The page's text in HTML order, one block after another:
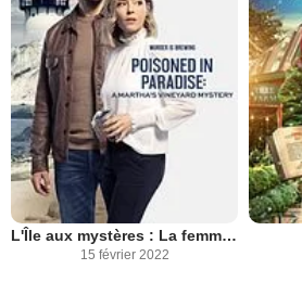
L'Île aux mystères : La femme qui en savait trop
15 février 2022